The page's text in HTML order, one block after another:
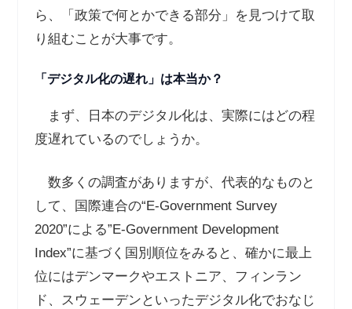
ら、「政策で何とかできる部分」を見つけて取
り組むことが大事です。
「デジタル化の遅れ」は本当か？
まず、日本のデジタル化は、実際にはどの程
度遅れているのでしょうか。
数多くの調査がありますが、代表的なものと
して、国際連合の“E-Government Survey
2020”による”E-Government Development
Index”に基づく国別順位をみると、確かに最上
位にはデンマークやエストニア、フィンラン
ド、スウェーデンといったデジタル化でおなじ